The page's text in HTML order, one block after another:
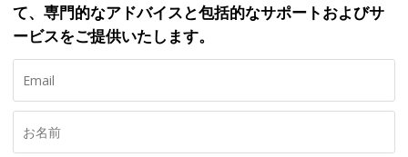
て、専門的なアドバイスと包括的なサポートおよびサ
ービスをご提供いたします。